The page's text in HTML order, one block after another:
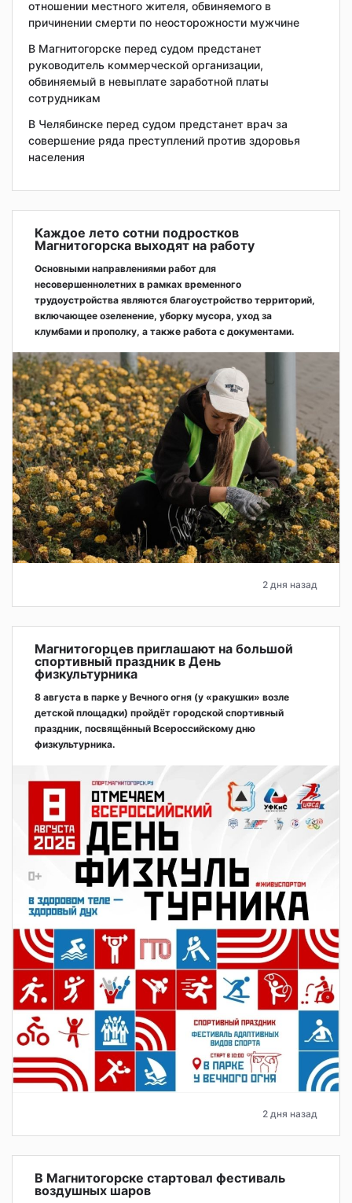
отношении местного жителя, обвиняемого в
причинении смерти по неосторожности мужчине
В Магнитогорске перед судом предстанет
руководитель коммерческой организации,
обвиняемый в невыплате заработной платы
сотрудникам
В Челябинске перед судом предстанет врач за
совершение ряда преступлений против здоровья
населения
Каждое лето сотни подростков
Магнитогорска выходят на работу
Основными направлениями работ для
несовершеннолетних в рамках временного
трудоустройства являются благоустройство территорий,
включающее озеленение, уборку мусора, уход за
клумбами и прополку, а также работа с документами.
2 дня назад
Магнитогорцев приглашают на большой
спортивный праздник в День
физкультурника
8 августа в парке у Вечного огня (у «ракушки» возле
детской площадки) пройдёт городской спортивный
праздник, посвящённый Всероссийскому дню
физкультурника.
2 дня назад
В Магнитогорске стартовал фестиваль
воздушных шаров